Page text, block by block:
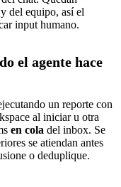
del equipo, así el
input humano.
el agente hace
un reporte con
al iniciar u otra
en cola del inbox. Se
se atiendan antes
o deduplique.